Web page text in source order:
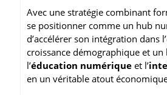
Avec une stratégie combinant
se positionner comme un hub
d’accélérer son intégration dans
croissance démographique et
l’éducation numérique et l’
en un véritable atout